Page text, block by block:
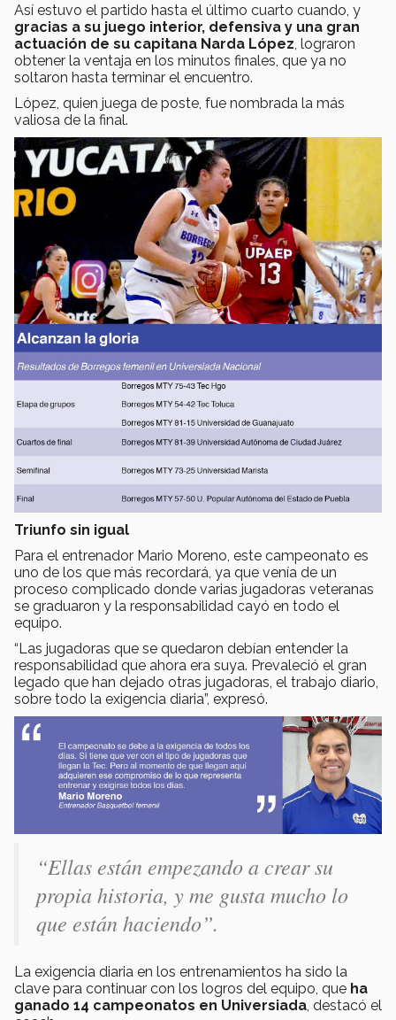
Así estuvo el partido hasta el último cuarto cuando, y
gracias a su juego interior, defensiva y una gran
actuación de su capitana Narda López, lograron
obtener la ventaja en los minutos finales, que ya no
soltaron hasta terminar el encuentro.
López, quien juega de poste, fue nombrada la más
valiosa de la final.
Triunfo sin igual
Para el entrenador Mario Moreno, este campeonato es
uno de los que más recordará, ya que venía de un
proceso complicado donde varias jugadoras veteranas
se graduaron y la responsabilidad cayó en todo el
equipo.
“Las jugadoras que se quedaron debían entender la
responsabilidad que ahora era suya. Prevaleció el gran
legado que han dejado otras jugadoras, el trabajo diario,
sobre todo la exigencia diaria”, expresó.
“Ellas están empezando a crear su
propia historia, y me gusta mucho lo
que están haciendo”.
La exigencia diaria en los entrenamientos ha sido la
clave para continuar con los logros del equipo, que ha
ganado 14 campeonatos en Universiada, destacó el